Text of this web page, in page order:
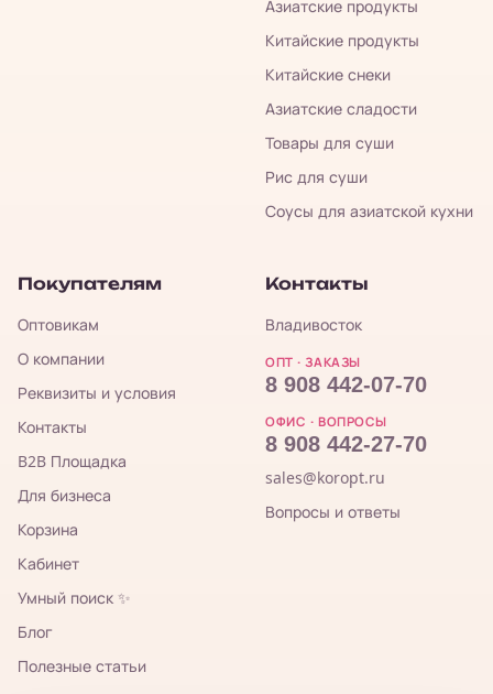
Азиатские продукты
Китайские продукты
Китайские снеки
Азиатские сладости
Товары для суши
Рис для суши
Соусы для азиатской кухни
Покупателям
Оптовикам
О компании
Реквизиты и условия
Контакты
B2B Площадка
Для бизнеса
Корзина
Кабинет
Умный поиск ✨
Блог
Полезные статьи
Контакты
Владивосток
ОПТ · ЗАКАЗЫ
8 908 442-07-70
ОФИС · ВОПРОСЫ
8 908 442-27-70
sales@koropt.ru
Вопросы и ответы